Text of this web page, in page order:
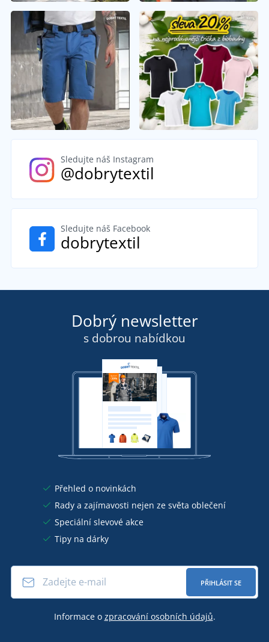
Sledujte náš Instagram
@dobrytextil
Sledujte náš Facebook
dobrytextil
Dobrý newsletter
s dobrou nabídkou
Přehled o novinkách
Rady a zajímavosti nejen ze světa oblečení
Speciální slevové akce
Tipy na dárky
PŘIHLÁSIT SE
Informace o zpracování osobních údajů.